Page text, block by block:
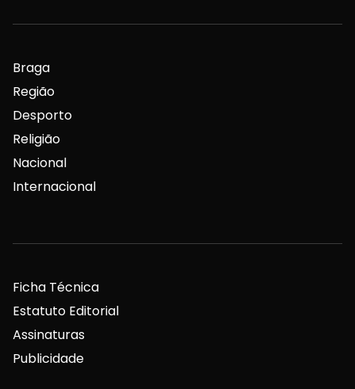
Braga
Região
Desporto
Religião
Nacional
Internacional
Ficha Técnica
Estatuto Editorial
Assinaturas
Publicidade